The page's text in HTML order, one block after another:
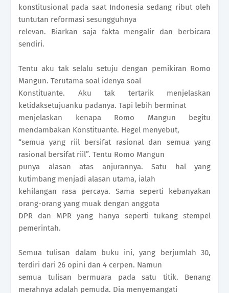
konstitusional pada saat Indonesia sedang ribut oleh
tuntutan reformasi sesungguhnya
relevan. Biarkan saja fakta mengalir dan berbicara
sendiri.
Tentu aku tak selalu setuju dengan pemikiran Romo
Mangun. Terutama soal idenya soal
Konstituante. Aku tak tertarik menjelaskan
ketidaksetujuanku padanya. Tapi lebih berminat
menjelaskan kenapa Romo Mangun begitu
mendambakan Konstituante. Hegel menyebut,
“semua yang riil bersifat rasional dan semua yang
rasional bersifat riil”. Tentu Romo Mangun
punya alasan atas anjurannya. Satu hal yang
kutimbang menjadi alasan utama, ialah
kehilangan rasa percaya. Sama seperti kebanyakan
orang-orang yang muak dengan anggota
DPR dan MPR yang hanya seperti tukang stempel
pemerintah.
Semua tulisan dalam buku ini, yang berjumlah 30,
terdiri dari 26 opini dan 4 cerpen. Namun
semua tulisan bermuara pada satu titik. Benang
merahnya adalah pemuda. Dia menyemangati